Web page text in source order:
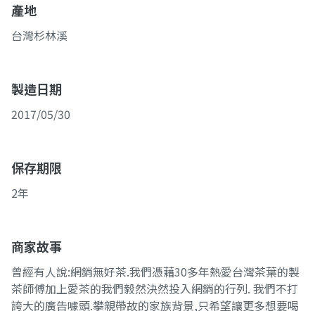
產地
台灣杉林溪
製造日期
2017/05/30
保存期限
2年
商家故事
曾經有人說:網銷無好茶.我們憑藉30多年熱愛台灣茶葉的製
茶師傅加上愛茶的我們毅然決然投入網銷的行列. 我們不打
誇大的廣告噱頭.攀親帶故的家族背景,只希望讓更多想要喝